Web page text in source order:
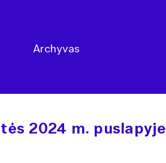
Archyvas
2024 m. puslapyje